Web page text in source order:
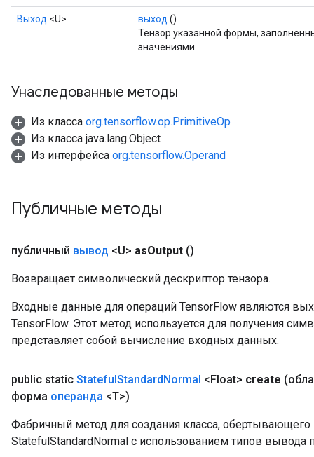
Выход <U> выход ()
Тензор указанной формы,
значениями.
Унаследованные методы
Из класса org.tensorflow.op.PrimitiveOp
Из класса java.lang.Object
Из интерфейса org.tensorflow.Operand
Публичные методы
публичный вывод <U> asOutput ()
Возвращает символический дескриптор тензора.
Входные данные для операций TensorFlow являются
TensorFlow. Этот метод используется для получения
представляет собой вычисление входных данных.
public static StatefulStandardNormal <Float> create
форма операнда <T>)
Фабричный метод для создания класса,
StatefulStandardNormal с использованием типов вывода